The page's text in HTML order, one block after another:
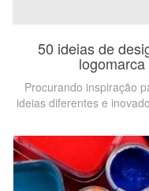
50 ideias de
Procurando inspiração
ideias diferentes e